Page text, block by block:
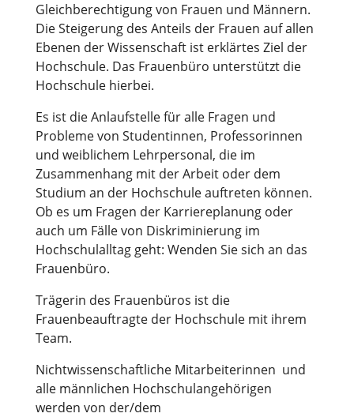
Gleichberechtigung von Frauen und Männern.
Die Steigerung des Anteils der Frauen auf allen
Ebenen der Wissenschaft ist erklärtes Ziel der
Hochschule. Das Frauenbüro unterstützt die
Hochschule hierbei.
Es ist die Anlaufstelle für alle Fragen und
Probleme von Studentinnen, Professorinnen
und weiblichem Lehrpersonal, die im
Zusammenhang mit der Arbeit oder dem
Studium an der Hochschule auftreten können.
Ob es um Fragen der Karriereplanung oder
auch um Fälle von Diskriminierung im
Hochschulalltag geht: Wenden Sie sich an das
Frauenbüro.
Trägerin des Frauenbüros ist die
Frauenbeauftragte der Hochschule mit ihrem
Team.
Nichtwissenschaftliche Mitarbeiterinnen und
alle männlichen Hochschulangehörigen
werden von der/dem